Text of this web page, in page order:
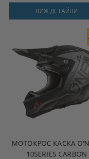
ВИЖ ДЕТАЙЛИ
МОТОКРОС КАСКА
10SERIES CARBON